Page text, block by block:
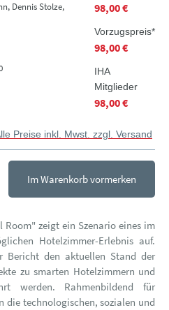
Dennis Stolze,
98,00 €
Vorzugspreis*
98,00 €
IHA
Mitglieder
98,00 €
Preise inkl. Mwst. zzgl. Versand
Im Warenkorb vormerken
zeigt ein Szenario eines im
Hotelzimmer-Erlebnis auf.
Bericht den aktuellen Stand der
zu smarten Hotelzimmern und
werden. Rahmenbildend für
die technologischen, sozialen und